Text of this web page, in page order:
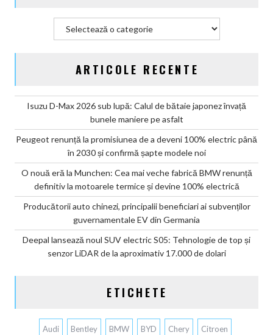
ARTICOLE RECENTE
Isuzu D-Max 2026 sub lupă: Calul de bătaie japonez învață
bunele maniere pe asfalt
Peugeot renunță la promisiunea de a deveni 100% electric până
în 2030 și confirmă șapte modele noi
O nouă eră la Munchen: Cea mai veche fabrică BMW renunță
definitiv la motoarele termice și devine 100% electrică
Producătorii auto chinezi, principalii beneficiari ai subvenților
guvernamentale EV din Germania
Deepal lansează noul SUV electric S05: Tehnologie de top și
senzor LiDAR de la aproximativ 17.000 de dolari
ETICHETE
Audi Bentley BMW BYD Chery Citroen